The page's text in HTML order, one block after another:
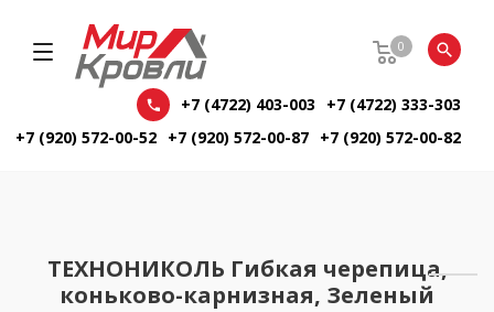
0
+7 (4722) 403-003
+7 (4722) 333-303
+7 (920) 572-00-52 +7 (920) 572-00-87 +7 (920) 572-00-82
ТЕХНОНИКОЛЬ Гибкая черепица,
коньково-карнизная, Зеленый